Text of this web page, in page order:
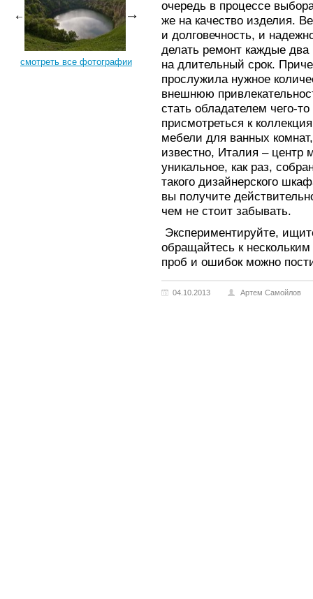
смотреть все фотографии
очередь в процессе
же на качество изделия.
и долговечность, и
делать ремонт каждые два
на длительный срок.
прослужила нужное
внешнюю
стать обладателем чего-
присмотреться к
мебели для ванных
известно, Италия –
уникальное, как раз,
такого дизайнерского
вы получите
чем не стоит забывать.
Экспериментируйте,
обращайтесь к
проб и ошибок можно
04.10.2013 Артем Самойлов